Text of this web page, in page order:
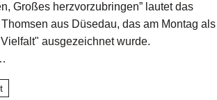
Großes herzvorzubringen” lautet das
aus Düsedau, das am Montag als
ausgezeichnet wurde.